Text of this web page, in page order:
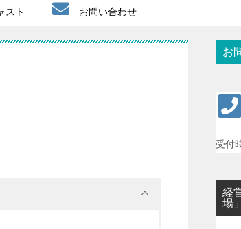
スト お問い合わせ
お
受付
経
場」